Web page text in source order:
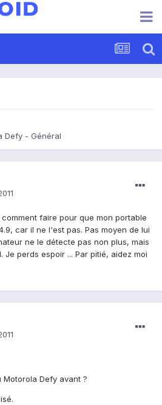
Defy - Général
faire pour que mon portable
car il ne l'est pas. Pas moyen de lui
ne le détecte pas non plus, mais
perds espoir ... Par pitié, aidez moi
Defy avant ?